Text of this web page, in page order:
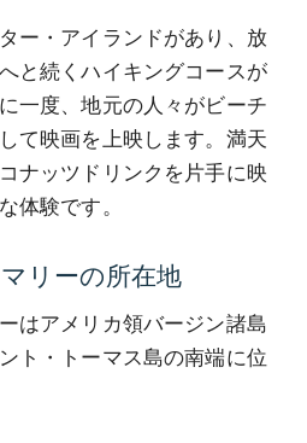
ー・アイランドがあり、放
と続くハイキングコースが
一度、地元の人々がビーチ
て映画を上映します。満天
ナッツドリンクを片手に映
体験です。
リーの所在地
はアメリカ領バージン諸島
ト・トーマス島の南端に位